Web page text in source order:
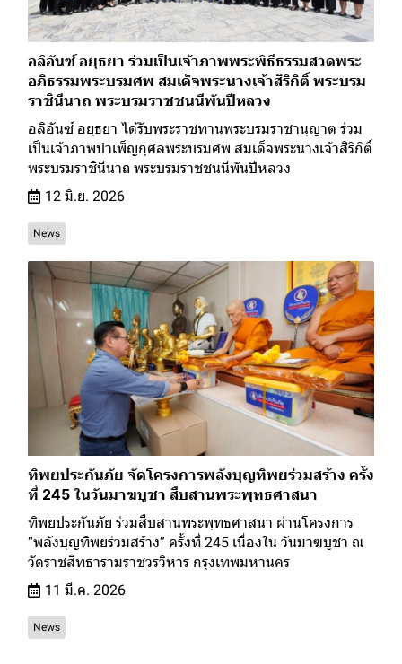
อลิอันซ์ อยุธยา ร่วมเป็นเจ้าภาพพระพิธีธรรมสวดพระ
อภิธรรมพระบรมศพ สมเด็จพระนางเจ้าสิริกิติ์ พระบรม
ราชินีนาถ พระบรมราชชนนีพันปีหลวง
อลิอันซ์ อยุธยา ได้รับพระราชทานพระบรมราชานุญาต ร่วม
เป็นเจ้าภาพบำเพ็ญกุศลพระบรมศพ สมเด็จพระนางเจ้าสิริกิติ์
พระบรมราชินีนาถ พระบรมราชชนนีพันปีหลวง
12 มิ.ย. 2026
News
ทิพยประกันภัย จัดโครงการพลังบุญทิพยร่วมสร้าง ครั้ง
ที่ 245 ในวันมาฆบูชา สืบสานพระพุทธศาสนา
ทิพยประกันภัย ร่วมสืบสานพระพุทธศาสนา ผ่านโครงการ
“พลังบุญทิพยร่วมสร้าง” ครั้งที่ 245 เนื่องใน วันมาฆบูชา ณ
วัดราชสิทธารามราชวรวิหาร กรุงเทพมหานคร
11 มี.ค. 2026
News